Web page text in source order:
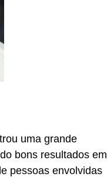
uma grande
bons resultados em
pessoas envolvidas